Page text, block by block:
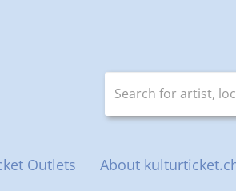
Outlets About